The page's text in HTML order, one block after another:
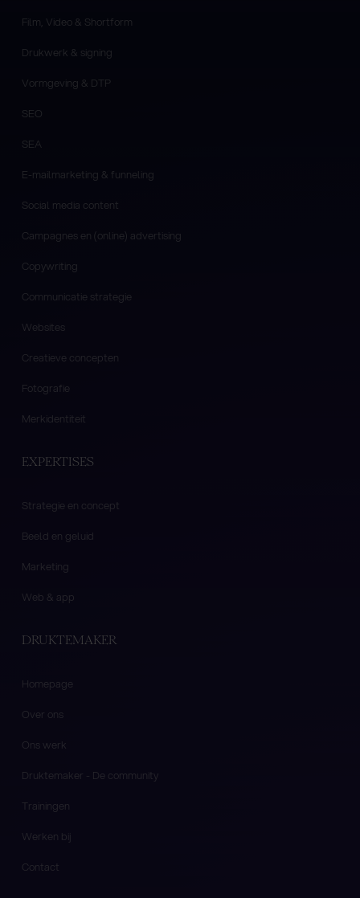
Film, Video & Shortform
Drukwerk & signing
Vormgeving & DTP
SEO
SEA
E-mailmarketing & funneling
Social media content
Campagnes en (online) advertising
Copywriting
Communicatie strategie
Websites
Creatieve concepten
Fotografie
Merkidentiteit
EXPERTISES
Strategie en concept
Beeld en geluid
Marketing
Web & app
DRUKTEMAKER
Homepage
Over ons
Ons werk
Druktemaker - De community
Trainingen
Werken bij
Contact